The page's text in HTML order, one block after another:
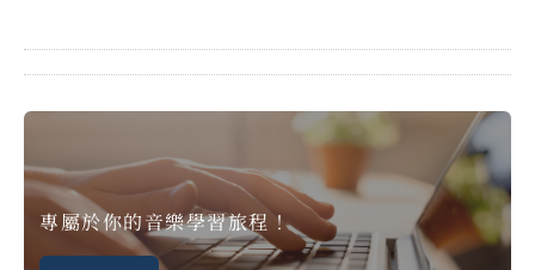
專屬於你的音樂學習旅程！